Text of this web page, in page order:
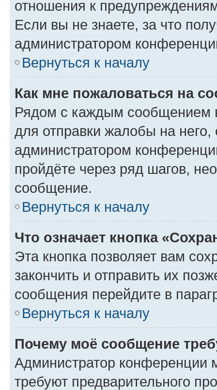
отношения к
Если вы не знаете, за что
администратором
Вернуться к началу
Как мне пожаловаться на
Рядом с каждым сообщением
для отправки жалобы на
администратором
пройдёте через ряд шагов,
сообщение.
Вернуться к началу
Что означает кнопка
Эта кнопка позволяет вам
закончить и отправить их
сообщения перейдите в
Вернуться к началу
Почему моё сообщение
Администратор конференции
требуют предварительного